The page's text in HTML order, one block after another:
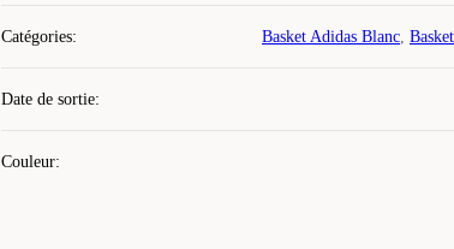
Catégories: Basket Adidas Blanc,
Date de sortie:
Couleur: